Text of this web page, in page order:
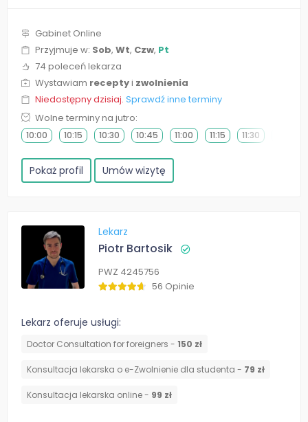
Gabinet Online
Przyjmuje w: Sob, Wt, Czw, Pt
74 poleceń lekarza
Wystawiam receptyi zwolnienia
Niedostępny dzisiaj. Sprawdź inne terminy
Wolne terminy na jutro:
10:00 10:15 10:30 10:45 11:00 11:15 11:30
Pokaż profil Umów wizytę
Lekarz
Piotr Bartosik
PWZ 4245756
56 Opinie
Lekarz oferuje usługi:
Doctor Consultation for foreigners - 150 zł
Konsultacja lekarska o e-Zwolnienie dla studenta - 79 zł
Konsultacja lekarska online - 99 zł